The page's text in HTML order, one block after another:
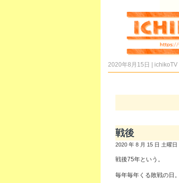
2020年8月15日 | ichikoTV
戦後
2020 年 8 月 15 日 土曜日
戦後75年という。
毎年毎年くる敗戦の日。